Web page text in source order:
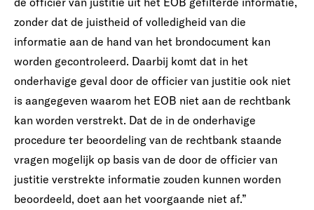
zonder dat de juistheid of volledigheid van die
informatie aan de hand van het brondocument kan
worden gecontroleerd. Daarbij komt dat in het
onderhavige geval door de officier van justitie ook niet
is aangegeven waarom het EOB niet aan de rechtbank
kan worden verstrekt. Dat de in de onderhavige
procedure ter beoordeling van de rechtbank staande
vragen mogelijk op basis van de door de officier van
justitie verstrekte informatie zouden kunnen worden
beoordeeld, doet aan het voorgaande niet af.”